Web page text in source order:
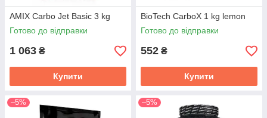
AMIX Carbo Jet Basic 3 kg
Готово до відправки
1 063 ₴
Купити
BioTech CarboX 1 kg lemon
Готово до відправки
552 ₴
Купити
–5% –5%